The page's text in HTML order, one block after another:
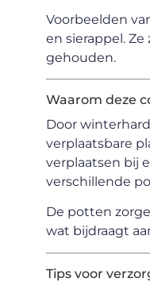
Voorbeelden
en sierappel.
gehouden.
Waarom deze
Door
verplaatsbare
verplaatsen bij
verschillende
De potten
wat bijdraagt
Tips voor